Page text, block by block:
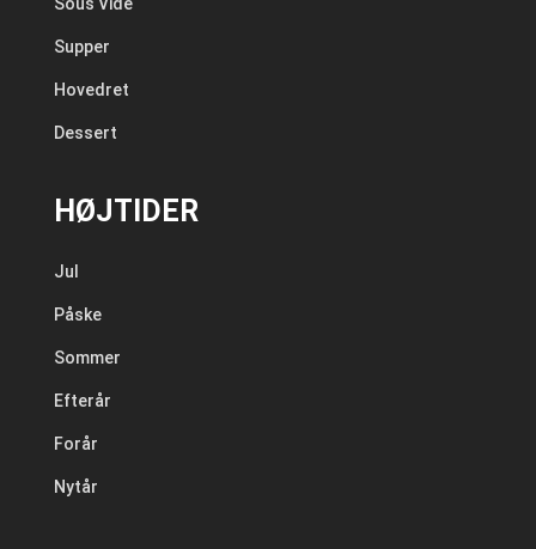
Supper
Hovedret
Dessert
HØJTIDER
Jul
Påske
Sommer
Efterår
Forår
Nytår